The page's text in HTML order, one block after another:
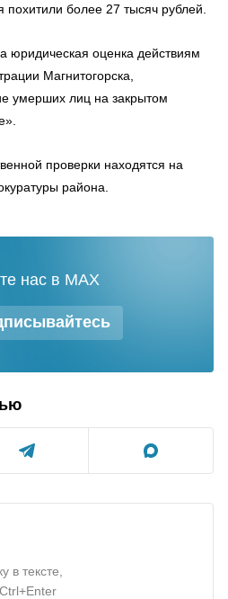
более 27 тысяч рублей.
юридическая оценка действиям
Магнитогорска,
умерших лиц на закрытом
проверки находятся на
района.
нас в MAX
в тексте,